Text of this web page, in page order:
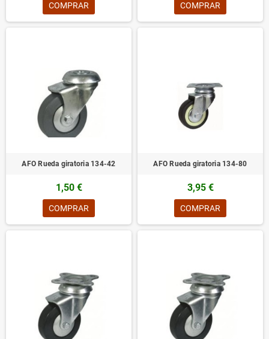
COMPRAR COMPRAR
AFO Rueda giratoria 134-42
1,50 €
COMPRAR
AFO Rueda giratoria 134-80
3,95 €
COMPRAR